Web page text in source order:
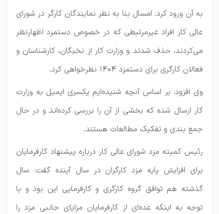
به آن ورود کرد. امسال بنا به نظر نمایندگان کارگر در شورای
عالی کار افراد غیرمرتبطی که در خصوص دستمزد اظهارنظر
می‌کردند، حذف شدند و وزارت کار از نخبگان، کارشناسان و
فعالان کارگری برای دستمزد ۱۴۰۴ نظرخواهی کرد.
وی افزود: بر اساس آنچه شنیده‌ایم یکسری ایمیل به وزارت
کار ارسال شده که بخشی از آن را بررسی کرده‌اند و در حال
جمع بندی و تفکیک مطالعات هستند.
رئیس کمیته مزد شورای عالی کار درباره پیشنهاد کارفرمایان
برای افزایش پایه مزد کارگران در سال آینده گفت: سال
گذشته هم توافق گروه کارگری و کارفرمایی این بود و با
توجه به اینکه عده‌ای از کارفرمایان مزایای جانبی مزد را